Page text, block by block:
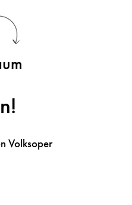
Volksoper